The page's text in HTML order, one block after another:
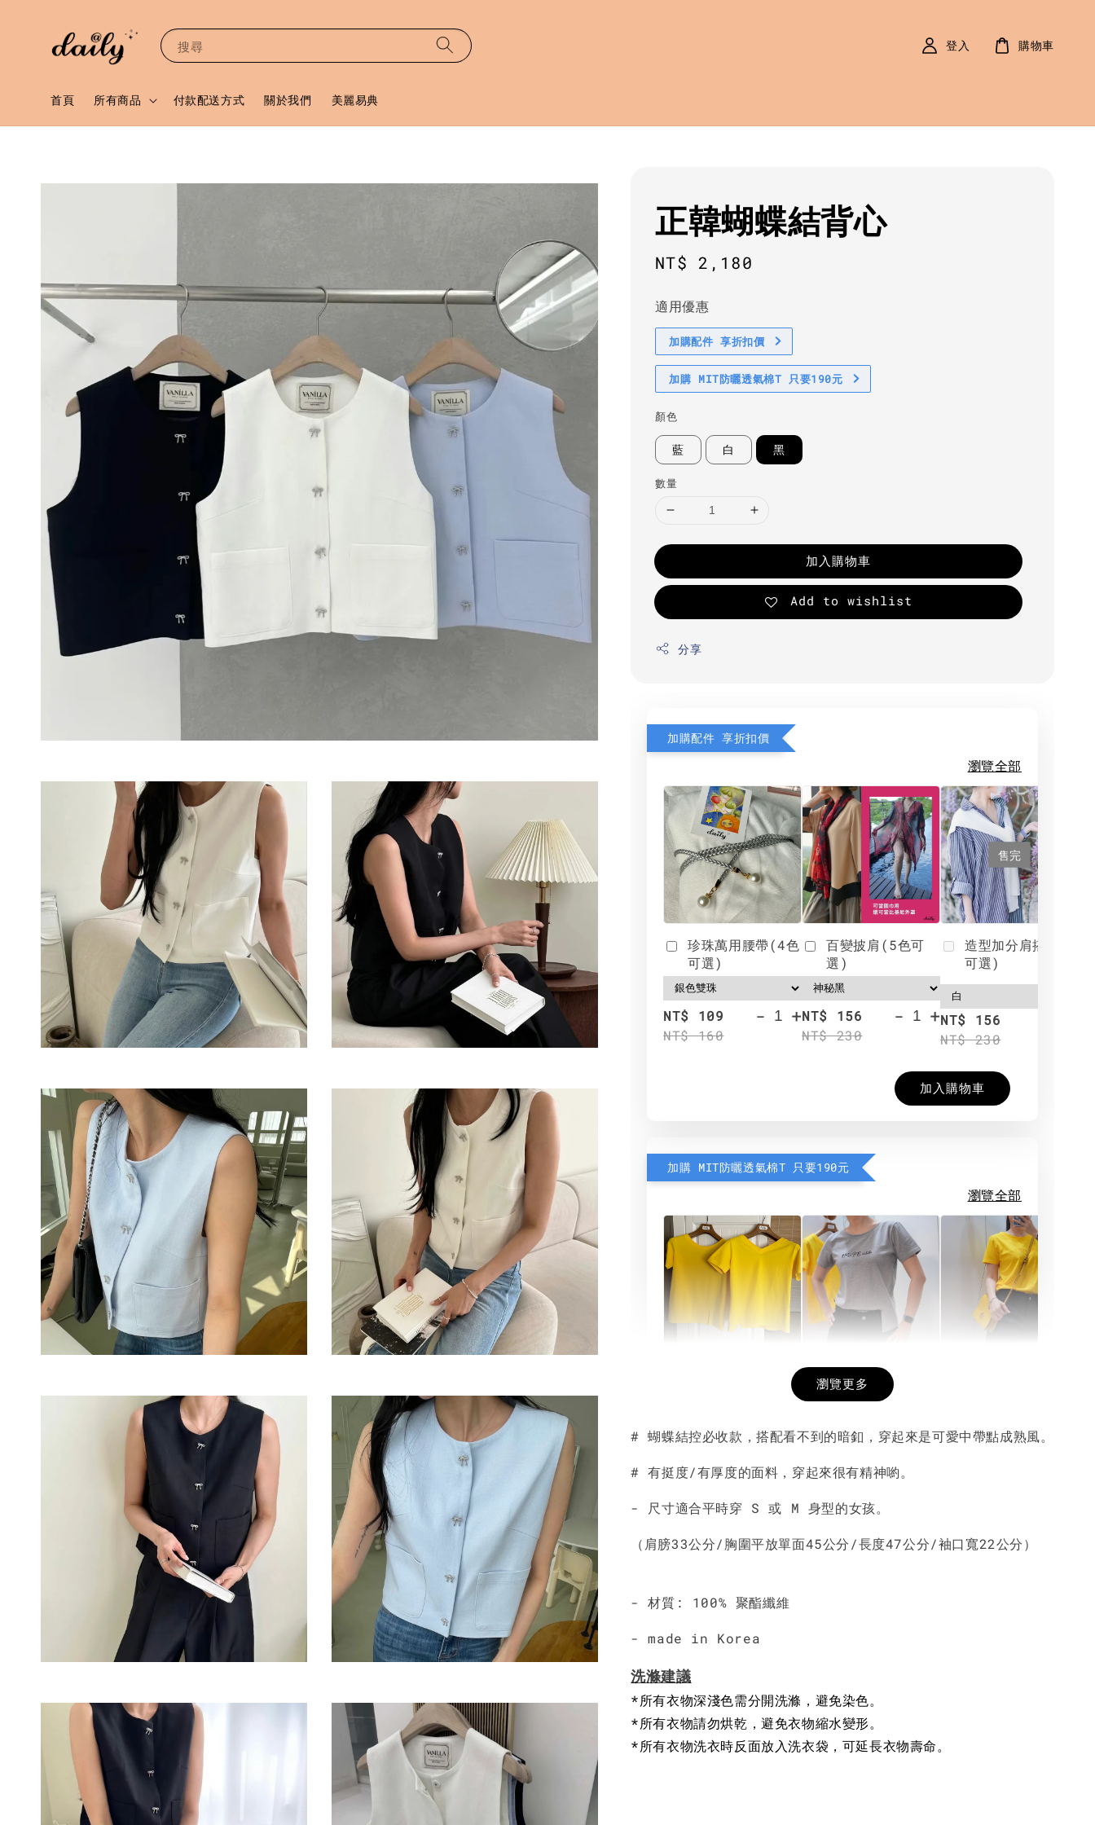
搜尋
首頁 所有商品 付款配送方式 關於我們 美麗易典
登入 購物車
正韓蝴蝶結背心
Regular
NT$ 2,180
適用優惠
加購配件 享折扣價
加購 MIT防曬透氣棉T 只要190元
顏色
藍 白 黑
數量
加入購物車
Add to wishlist
分享
加購配件 享折扣價
瀏覽全部
珍珠萬用腰帶(4色
可選)
NT$ 109
NT$ 160
- +
百變披肩(5色可
選)
NT$ 156
NT$ 230
- +
售完
造型加分肩搭(4色
可選)
NT$ 156
NT$ 230
加入購物車
加購 MIT防曬透氣棉T 只要190元
瀏覽全部
NT$ 190
NT$ 450
- +
希望相隨雙面T
NT$ 190
NT$ 450
- +NT$ 190
-
瀏覽更多
# 蝴蝶結控必收款，搭配看不到的暗釦，穿起來是可愛中帶點成熟風。
# 有挺度/有厚度的面料，穿起來很有精神喲。
- 尺寸適合平時穿 S 或 M 身型的女孩。
（肩膀33公分/胸圍平放單面45公分/長度47公分/袖口寬22公分）
- 材質: 100% 聚酯纖維
- made in Korea
洗滌建議
*所有衣物深淺色需分開洗滌，避免染色。
*所有衣物請勿烘乾，避免衣物縮水變形。
*所有衣物洗衣時反面放入洗衣袋，可延長衣物壽命。